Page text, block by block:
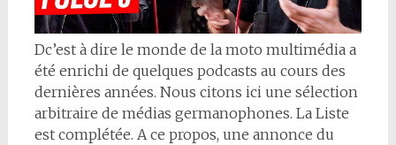
Dc’est à dire le monde de la moto multimédia a
été enrichi de quelques podcasts au cours des
dernières années. Nous citons ici une sélection
arbitraire de médias germanophones. La Liste
est complétée. A ce propos, une annonce du